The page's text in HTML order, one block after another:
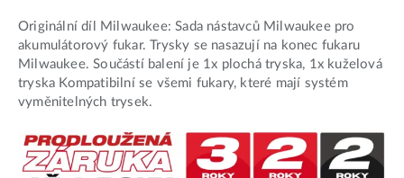
Originální díl Milwaukee: Sada nástavců Milwaukee pro
akumulátorový fukar. Trysky se nasazují na konec fukaru
Milwaukee. Součástí balení je 1x plochá tryska, 1x kuželová
tryska Kompatibilní se všemi fukary, které mají systém
vyměnitelných trysek.